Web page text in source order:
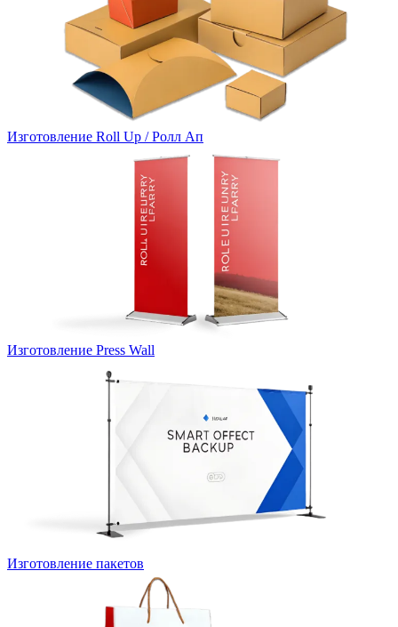
Изготовление Roll Up / Ролл Ап
Изготовление Press Wall
Изготовление пакетов